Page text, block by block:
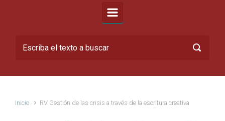
Inicio RV Gestión de las crisis a través de la escritura creativa